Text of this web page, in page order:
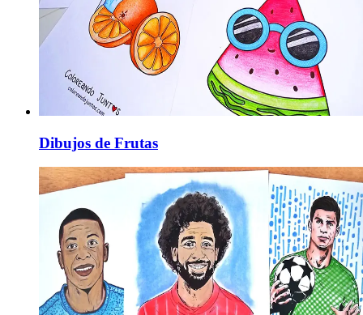
Dibujos de Frutas